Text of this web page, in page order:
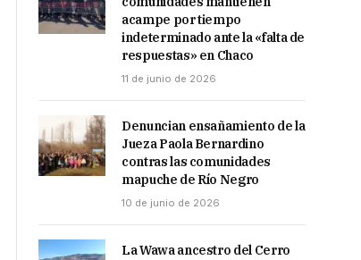
acampe por tiempo
indeterminado ante la «falta de
respuestas» en Chaco
11 de junio de 2026
Denuncian ensañamiento de la
Jueza Paola Bernardino
contras las comunidades
mapuche de Río Negro
10 de junio de 2026
La Wawa ancestro del Cerro